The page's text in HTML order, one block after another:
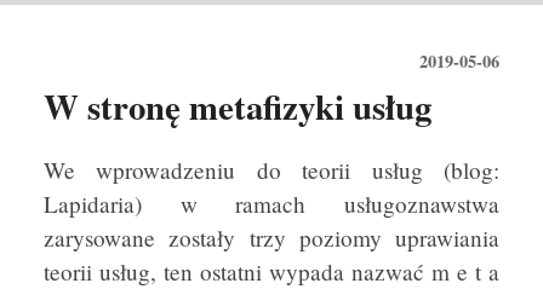
2019-05-06
W stronę metafizyki usług
We wprowadzeniu do teorii usług (blog:
Lapidaria) w ramach usługoznawstwa
zarysowane zostały trzy poziomy uprawiania
teorii usług, ten ostatni wypada nazwać m e t a